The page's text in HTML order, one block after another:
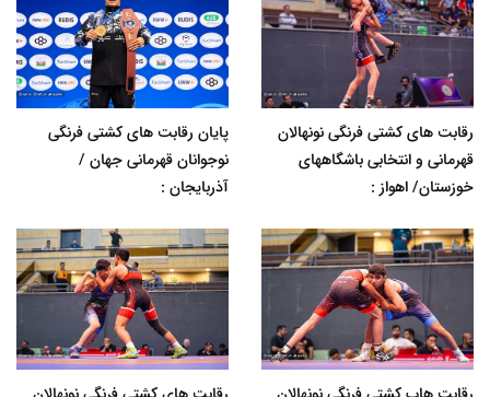
رقابت های کشتی فرنگی نونهالان
قهرمانی و انتخابی باشگاههای
خوزستان/ اهواز :
پایان رقابت های کشتی فرنگی
نوجوانان قهرمانی جهان /
آذربایجان :